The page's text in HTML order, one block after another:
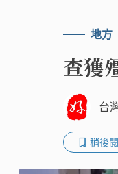
地方
查獲
台
稍後